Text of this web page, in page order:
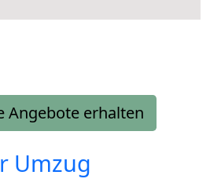
Angebote erhalten
Umzug